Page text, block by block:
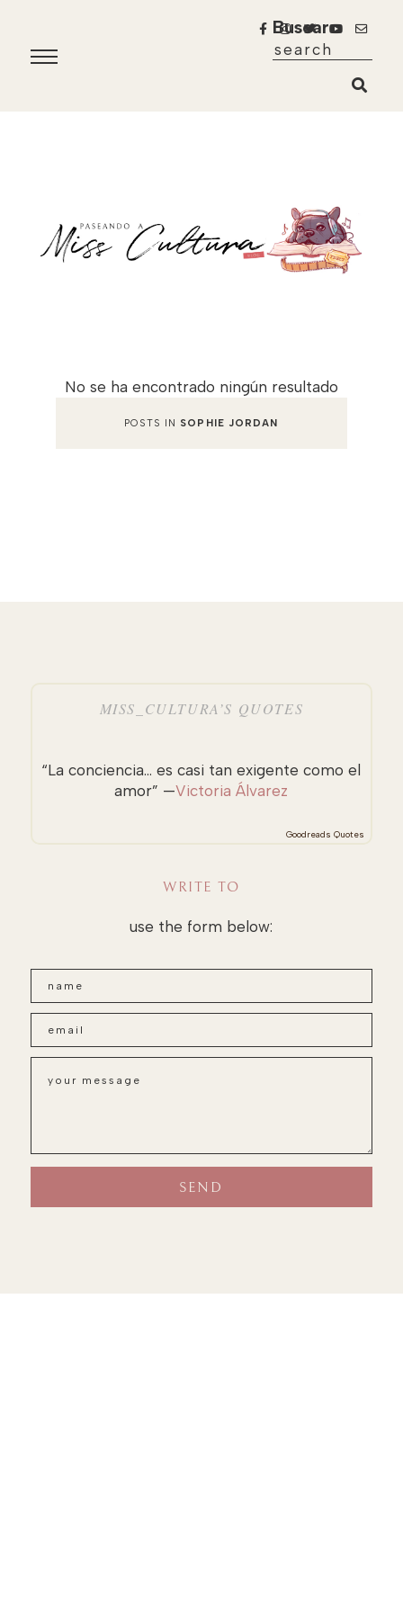
Buscar
No se ha encontrado ningún resultado
POSTS IN SOPHIE JORDAN
MISS_CULTURA’S QUOTES
“La conciencia… es casi tan exigente como el
amor” —Victoria Álvarez
Goodreads Quotes
WRITE TO
use the form below: